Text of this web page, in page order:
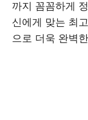
까지 꼼꼼하게
신에게 맞는 최
으로 더욱 완벽